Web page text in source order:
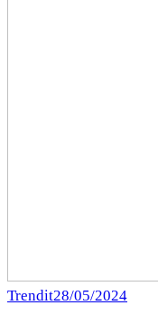
Trendit28/05/2024